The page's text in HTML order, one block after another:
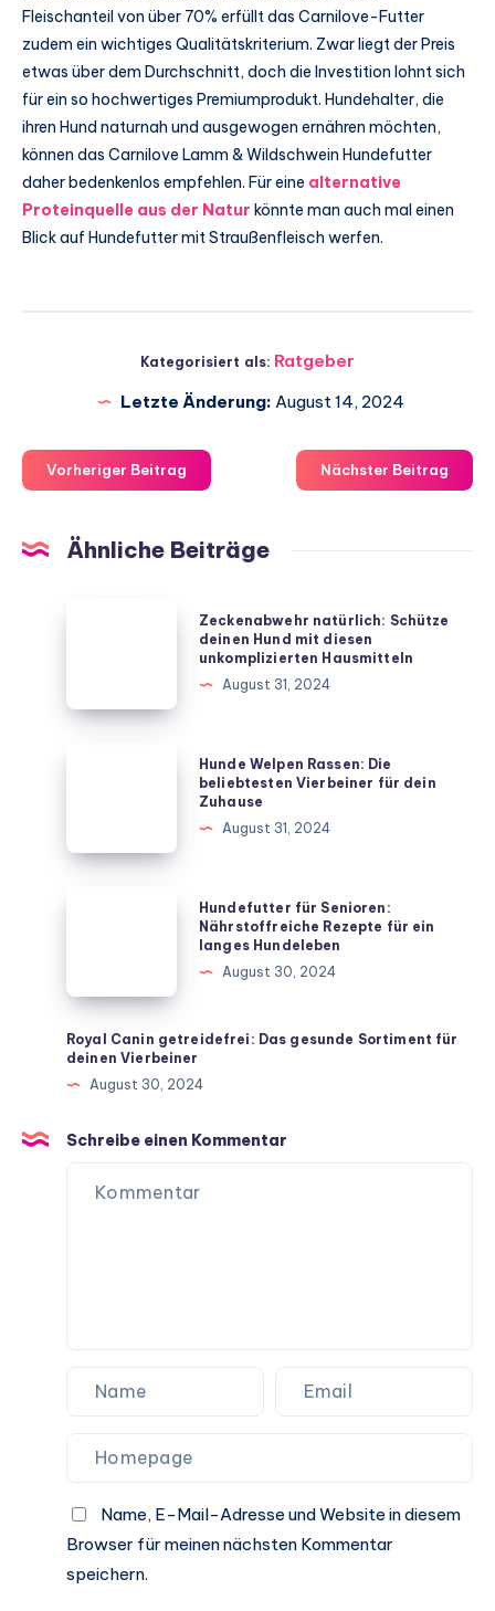
Fleischanteil von über 70% erfüllt das Carnilove-Futter
zudem ein wichtiges Qualitätskriterium. Zwar liegt der Preis
etwas über dem Durchschnitt, doch die Investition lohnt sich
für ein so hochwertiges Premiumprodukt. Hundehalter, die
ihren Hund naturnah und ausgewogen ernähren möchten,
können das Carnilove Lamm & Wildschwein Hundefutter
daher bedenkenlos empfehlen. Für eine alternative
Proteinquelle aus der Natur könnte man auch mal einen
Blick auf Hundefutter mit Straußenfleisch werfen.
Kategorisiert als: Ratgeber
Letzte Änderung: August 14, 2024
Vorheriger Beitrag Nächster Beitrag
Ähnliche Beiträge
Hund
Zeckenabwehr natürlich: Schütze
deinen Hund mit diesen
unkomplizierten Hausmitteln
August 31, 2024
beliebtesten
Hunde Welpen Rassen: Die
beliebtesten Vierbeiner für dein
Zuhause
August 31, 2024
Rezepte
für
ein
langes
Hundefutter für Senioren:
Nährstoffreiche Rezepte für ein
langes Hundeleben
August 30, 2024
Royal Canin getreidefrei: Das gesunde Sortiment für
deinen Vierbeiner
August 30, 2024
Schreibe einen Kommentar
Name, E-Mail-Adresse und Website in diesem
Browser für meinen nächsten Kommentar
speichern.